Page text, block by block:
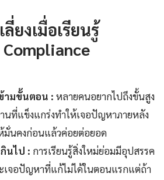
ยงเมื่อเรียนรู้
Compliance
ามขั้นตอน : หลายคนอยากไปถึงขั้นสูง
นที่แข็งแกร่งทำให้เจอปัญหาภายหลัง
มั่นคงก่อนแล้วค่อยต่อยอด
นไป : การเรียนรู้สิ่งใหม่ย่อมมีอุปสรรค
เจอปัญหาที่แก้ไม่ได้ในตอนแรกแต่ถ้า